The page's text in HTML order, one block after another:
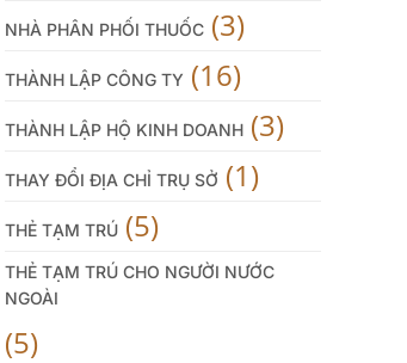
NHÀ PHÂN PHỐI THUỐC (3)
THÀNH LẬP CÔNG TY (16)
THÀNH LẬP HỘ KINH DOANH (3)
THAY ĐỔI ĐỊA CHỈ TRỤ SỞ (1)
THẺ TẠM TRÚ (5)
THẺ TẠM TRÚ CHO NGƯỜI NƯỚC
NGOÀI
(5)